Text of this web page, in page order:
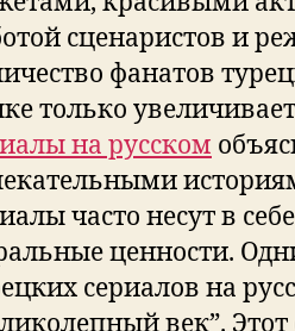
сценаристов и
фанатов
только
на русском
часто несут в
ценности.
сериалов на
век”.